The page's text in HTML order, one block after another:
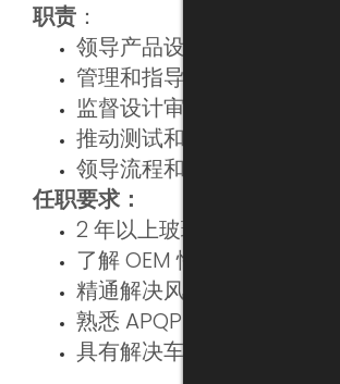
职责 ：
领导产品设计和开发
管理和指导工程团队
监督设计审查和进度
推动测试和问题解决
领导流程和客户支持
任职要求：
2 年以上玻璃/密封设计经验
了解 OEM 性能要求
精通解决风噪和漏水问题
熟悉 APQP 流程
具有解决车辆问题的经验